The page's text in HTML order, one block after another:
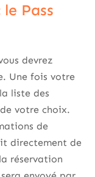
Pass
devrez
Une fois votre
liste des
votre choix.
de
directement de
réservation